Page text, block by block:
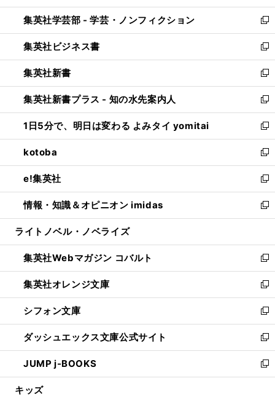
開
く
ウ
で
開
く
ン
ド
ウ
で
開
く
ウ
ィ
ン
ド
ウ
で
開
く
集英社学芸部 - 学芸・ノンフィクション
新
し
い
ウ
ィ
ン
ド
ウ
で
開
く
集英社ビジネス書
新
し
い
ウ
ィ
ン
ド
ウ
で
開
く
集英社新書
新
し
い
ウ
ィ
ン
ド
ウ
で
開
く
集英社新書プラス - 知の水先案内人
新
し
い
ウ
ィ
ン
ド
ウ
で
開
1日5分で、明日は変わる よみタイ yomitai
新
し
い
ウ
ィ
ン
ド
ウ
開
く
kotoba
新
し
い
ウ
ィ
ン
ウ
で
開
く
e!集英社
新
し
い
ウ
ン
ド
ウ
で
開
く
情報・知識＆オピニオン imidas
新
し
ウ
ィ
ン
ド
ウ
で
開
く
ライトノベル・ノベライズ
集英社Webマガジン コバルト
新
し
い
ウ
ィ
ン
ド
ウ
で
開
集英社オレンジ文庫
新
し
い
ウ
ィ
ン
ド
ウ
シフォン文庫
新
し
い
ウ
ィ
ン
ダッシュエックス文庫公式サイト
新
し
い
ウ
JUMP j-BOOKS
新
し
キッズ